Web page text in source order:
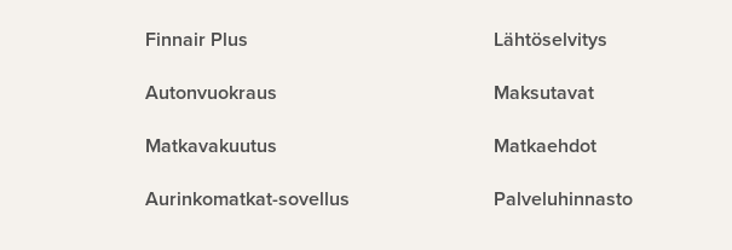
Finnair Plus
Autonvuokraus
Matkavakuutus
Aurinkomatkat-sovellus
Lähtöselvitys
Maksutavat
Matkaehdot
Palveluhinnasto